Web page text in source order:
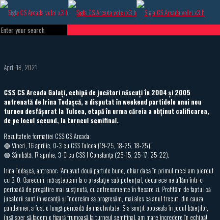
April 18, 2021
CSS CS Arcada Galați, echipă de jucători născuți în 2004 și 2005
antrenată de Irina Todașcă, a disputat în weekend partidele unui nou
turneu desfășurat la Tulcea, etapă în urma căreia a obținut calificarea,
de pe locul secund, la turneul semifinal.
Rezultatele formației CSS CS Arcada:
🟢 Vineri, 16 aprilie, 0-3 cu CSS Tulcea (19-25, 18-25, 18-25);
🟢 Sâmbătă, 17 aprilie, 3-0 cu CSS 1 Constanța (25-15, 25-17, 25-22).
Irina Todașcă, antrenor: “Am avut două partide bune, chiar dacă în primul meci am pierdut
cu 3-0. Oarecum, mă așteptam la o prestație sub potențial, deoarece ne aflăm într-o
perioadă de pregătire mai susținută, cu antrenamente în fiecare zi. Profităm de faptul că
jucătorii sunt în vacanță și încercăm să progresăm, mai ales că anul trecut, din cauza
pandemiei, a fost o lungă perioadă de inactivitate. S-a simțit oboseala în jocul băieților,
însă sper să facem o figură frumoasă la turneul semifinal, am mare încredere în echipă!